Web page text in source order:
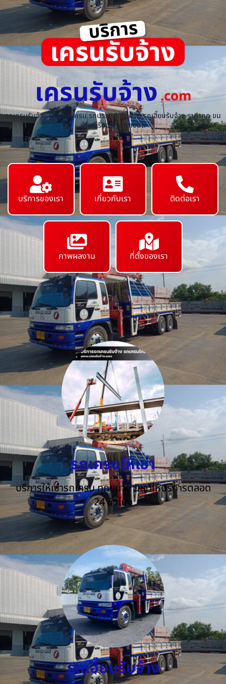
เครนรับจ้าง.com
รถเครนรับจ้าง ให้เช่ารถเครน รถบรรทุกติดเครน รถเฮี๊ยบรับจ้าง ราคาถูก ขน
ย้ายเครื่องจักร ทุกชนิด
บริการของเรา เกี่ยวกับเรา ติดต่อเรา
ภาพผลงาน ที่ตั้งของเรา
รถเครนให้เช่า
บริการให้เช่ารถเครน ทุกขนาด ยินดีให้บริการตลอด
24 ชั่วโมง
รถเฮี๊ยบรับจ้าง